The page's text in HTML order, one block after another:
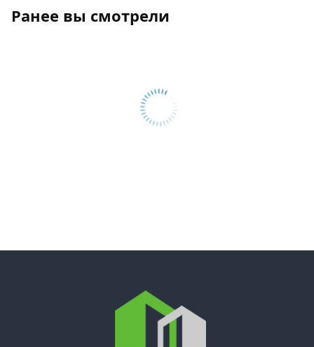
Ранее вы смотрели